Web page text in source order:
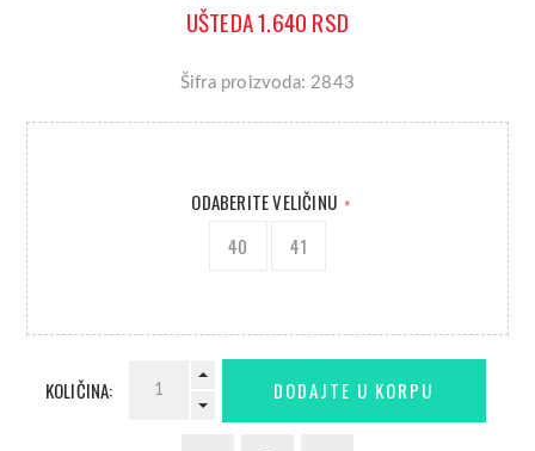
UŠTEDA 1.640 RSD
Šifra proizvoda: 2843
ODABERITE VELIČINU *
40 41
KOLIČINA: